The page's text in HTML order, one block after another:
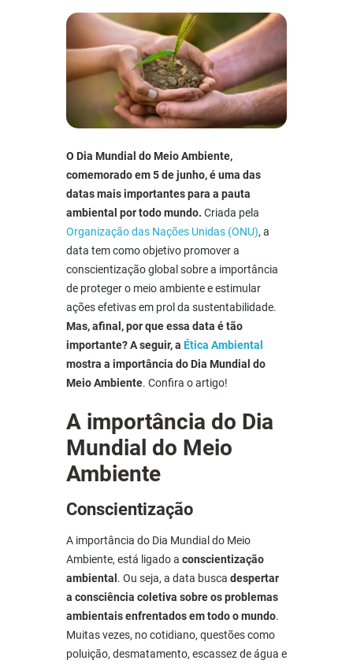
O Dia Mundial do Meio Ambiente,
comemorado em 5 de junho, é uma das
datas mais importantes para a pauta
ambiental por todo mundo. Criada pela
Organização das Nações Unidas (ONU), a
data tem como objetivo promover a
conscientização global sobre a importância
de proteger o meio ambiente e estimular
ações efetivas em prol da sustentabilidade.
Mas, afinal, por que essa data é tão
importante? A seguir, a Ética Ambiental
mostra a importância do Dia Mundial do
Meio Ambiente. Confira o artigo!
A importância do Dia
Mundial do Meio
Ambiente
Conscientização
A importância do Dia Mundial do Meio
Ambiente, está ligado a conscientização
ambiental. Ou seja, a data busca despertar
a consciência coletiva sobre os problemas
ambientais enfrentados em todo o mundo.
Muitas vezes, no cotidiano, questões como
poluição, desmatamento, escassez de água e